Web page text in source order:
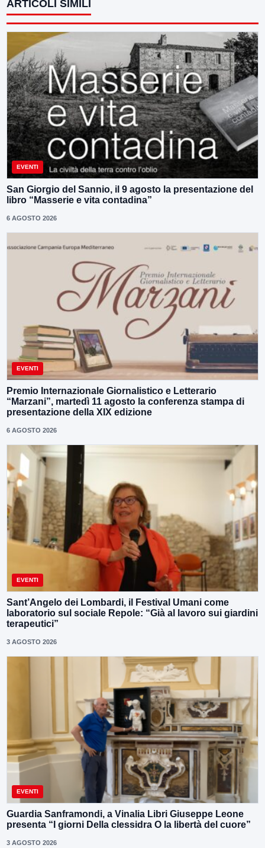
ARTICOLI SIMILI
EVENTI
San Giorgio del Sannio, il 9 agosto la presentazione del
libro “Masserie e vita contadina”
6 AGOSTO 2026
EVENTI
Premio Internazionale Giornalistico e Letterario
“Marzani”, martedì 11 agosto la conferenza stampa di
presentazione della XIX edizione
6 AGOSTO 2026
EVENTI
Sant’Angelo dei Lombardi, il Festival Umani come
laboratorio sul sociale Repole: “Già al lavoro sui giardini
terapeutici”
3 AGOSTO 2026
EVENTI
Guardia Sanframondi, a Vinalia Libri Giuseppe Leone
presenta “I giorni Della clessidra O la libertà del cuore”
3 AGOSTO 2026